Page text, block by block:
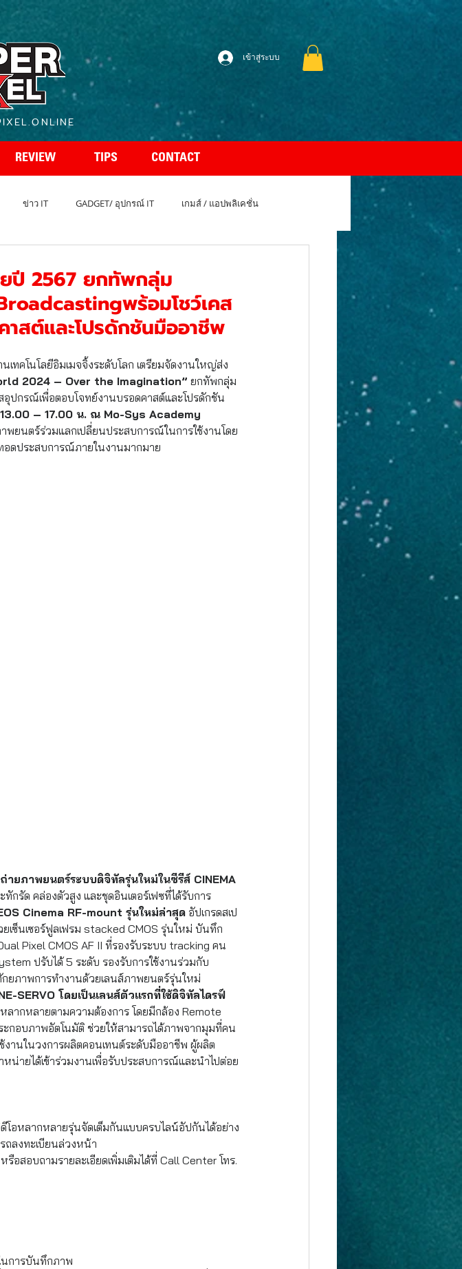
เข้าสู่ระบบ
REVIEW TIPS CONTACT
ข่าว IT GADGET/ อุปกรณ์ IT เกมส์ / แอปพลิเคชั่น
ปี 2567 ยกทัพกลุ่ม
พร้อมโชว์เคส
สต์และโปรดักชันมืออาชีพ
เทคโนโลยีอิมเมจจิ้งระดับโลก เตรียมจัดงานใหญ่ส่ง
2024 – Over the Imagination” ยกทัพกลุ่ม
ปกรณ์เพื่อตอบโจทย์งานบรอดคาสต์และโปรดักชัน
– 17.00 น. ณ Mo-Sys Academy
ยนตร์ร่วมแลกเปลี่ยนประสบการณ์ในการใช้งานโดย
อดประสบการณ์ภายในงานมากมาย
ยภาพยนตร์ระบบดิจิทัลรุ่นใหม่ในซีรีส์ CINEMA
รัด คล่องตัวสูง และชุดอินเตอร์เฟซที่ได้รับการ
Cinema RF-mount รุ่นใหม่ล่าสุด อัปเกรดสเป
ซ็นเซอร์ฟูลเฟรม stacked CMOS รุ่นใหม่ บันทึก
Pixel CMOS AF II ที่รองรับระบบ tracking คน
ปรับได้ 5 ระดับ รองรับการใช้งานร่วมกับ
ยภาพการทำงานด้วยเลนส์ภาพยนตร์รุ่นใหม่
SERVO โดยเป็นเลนส์ตัวแรกที่ใช้ดิจิทัลไดรฟ์
ลากหลายตามความต้องการ โดยมีกล้อง Remote
กอบภาพอัตโนมัติ ช่วยให้สามารถได้ภาพจากมุมที่คน
งานในวงการผลิตคอนเทนต์ระดับมืออาชีพ ผู้ผลิต
ายได้เข้าร่วมงานเพื่อรับประสบการณ์และนำไปต่อย
โอหลากหลายรุ่นจัดเต็มกันแบบครบไลน์อัปกันได้อย่าง
ถลงทะเบียนล่วงหน้า
รือสอบถามรายละเอียดเพิ่มเติมได้ที่ Call Center โทร.
นการบันทึกภาพ